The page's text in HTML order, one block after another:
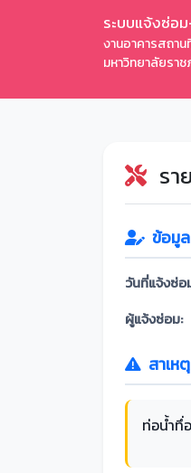
ระบบแจ้งซ่อ
งานอาคารสถา
มหาวิทยาลัยรา
รา
ข้อมูล
วันที่แจ้งซ่อ
ผู้แจ้งซ่อม:
สาเห
ท่อน้ำทึ่